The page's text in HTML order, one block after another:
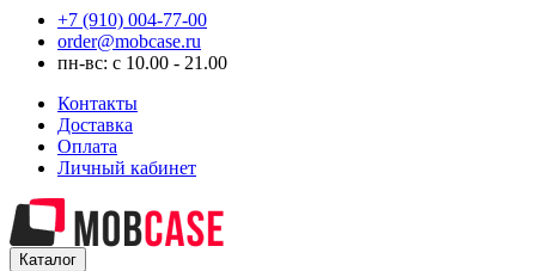
+7 (910) 004-77-00
order@mobcase.ru
пн-вс: с 10.00 - 21.00
Контакты
Доставка
Оплата
Личный кабинет
Каталог